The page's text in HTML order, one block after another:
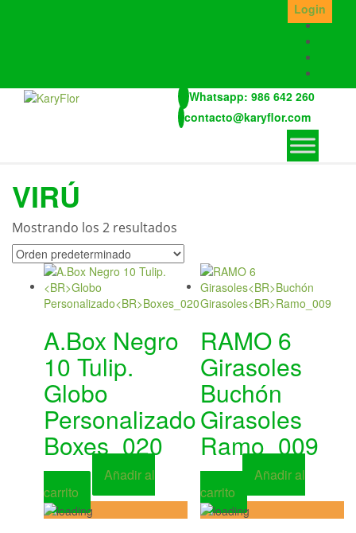
Login
Whatsapp: 986 642 260
contacto@karyflor.com
VIRÚ
Mostrando los 2 resultados
A.Box Negro
10 Tulip.
Globo
Personalizado
Boxes_020
S/185.00
Añadir al
carrito
RAMO 6
Girasoles
Buchón
Girasoles
Ramo_009
S/65.00
Añadir al
carrito